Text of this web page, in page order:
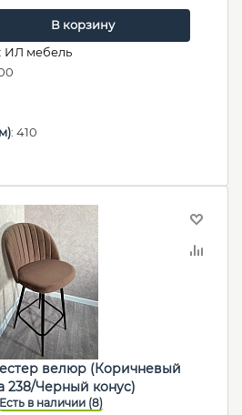
В корзину
: ИЛ мебель
: 410
велюр (Коричневый
238/Черный конус)